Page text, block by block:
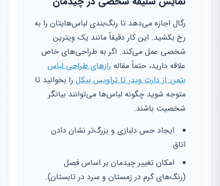
رگال اجازه می‌دهد تا رنگ‌بندی لباس‌هایتان را به
رخ بکشید. این کار دقیقاً مانند یک ویترین
شخصی عمل می‌کند. اگر به طراحی‌های خاص
علاقه دارید، حتماً مقاله رازهای طراحی لباس
بتمن: از دارث ویدر تا تراویس بیکل را بخوانید تا
متوجه شوید چگونه لباس‌ها می‌توانند بیانگر
شخصیت باشند.
ایجاد حس دلبازی و بزرگ‌تر نشان دادن
اتاق.
امکان تغییر چیدمان بر اساس فصل
(رنگ‌های گرم در زمستان و سرد در تابستان).